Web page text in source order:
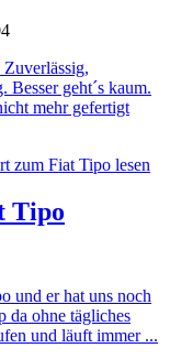
geht´s kaum.
mehr gefertigt
zum Fiat Tipo lesen
Tipo
und er hat uns noch
da ohne tägliches
und läuft immer ...